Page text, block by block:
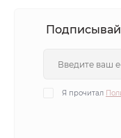
Я прочитал